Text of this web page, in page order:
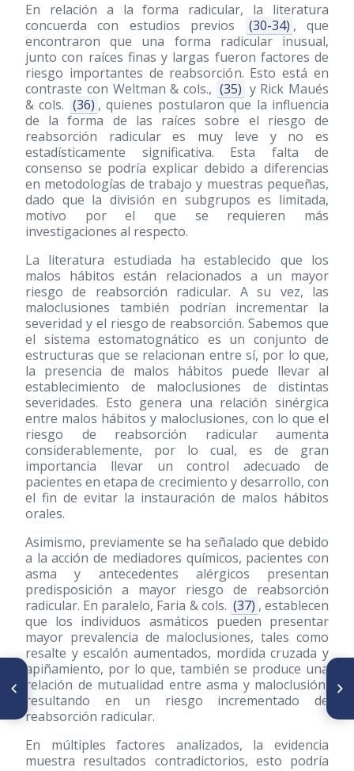
En relación a la forma radicular, la literatura
concuerda con estudios previos
(30-34) , que
encontraron que una forma radicular inusual,
junto con raíces finas y largas fueron factores de
riesgo importantes de reabsorción. Esto está en
contraste con Weltman & cols., (35) y Rick Maués
& cols. (36) , quienes postularon que la influencia
de la forma de las raíces sobre el riesgo de
reabsorción radicular es muy leve y no es
estadísticamente significativa. Esta falta de
consenso se podría explicar debido a diferencias
en metodologías de trabajo y muestras pequeñas,
dado que la división en subgrupos es limitada,
motivo por el que se requieren más
investigaciones al respecto.
La literatura estudiada ha establecido que los
malos hábitos están relacionados a un mayor
riesgo de reabsorción radicular. A su vez, las
maloclusiones también podrían incrementar la
severidad y el riesgo de reabsorción. Sabemos que
el sistema estomatognático es un conjunto de
estructuras que se relacionan entre sí, por lo que,
la presencia de malos hábitos puede llevar al
establecimiento de maloclusiones de distintas
severidades. Esto genera una relación sinérgica
entre malos hábitos y maloclusiones, con lo que el
riesgo de reabsorción radicular aumenta
considerablemente, por lo cual, es de gran
importancia llevar un control adecuado de
pacientes en etapa de crecimiento y desarrollo, con
el fin de evitar la instauración de malos hábitos
orales.
Asimismo, previamente se ha señalado que debido
a la acción de mediadores químicos, pacientes con
asma y antecedentes alérgicos presentan
predisposición a mayor riesgo de reabsorción
radicular. En paralelo, Faria & cols. (37) , establecen
que los individuos asmáticos pueden presentar
mayor prevalencia de maloclusiones, tales como
resalte y escalón aumentados, mordida cruzada y
apiñamiento, por lo que, también se produce una
relación de mutualidad entre asma y maloclusión,
resultando en un riesgo incrementado de
reabsorción radicular.
En múltiples factores analizados, la evidencia
muestra resultados contradictorios, esto podría
ARTÍCULO ANTERIOR
Uso de CBCT en ortodoncia
para el diagnóstico de
patologías de la ATM
SIGUIENTE ARTÍCULO
Características de
Microtornillos de ortodoncia